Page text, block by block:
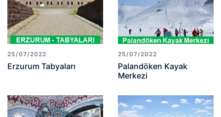
25/07/2022
Erzurum Tabyaları
25/07/2022
Palandöken Kayak
Merkezi